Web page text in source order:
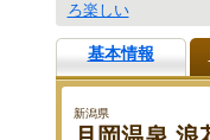
ろ楽しい
基本情報
新潟県